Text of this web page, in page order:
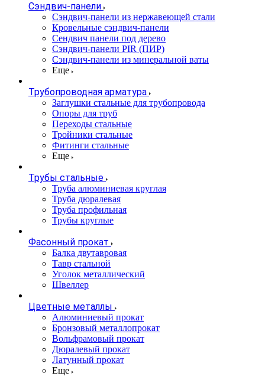
Сэндвич-панели
Cэндвич-панели из нержавеющей стали
Кровельные сэндвич-панели
Сендвич панели под дерево
Сэндвич-панели PIR (ПИР)
Сэндвич-панели из минеральной ваты
Еще
Трубопроводная арматура
Заглушки стальные для трубопровода
Опоры для труб
Переходы стальные
Тройники стальные
Фитинги стальные
Еще
Трубы стальные
Труба алюминиевая круглая
Труба дюралевая
Труба профильная
Трубы круглые
Фасонный прокат
Балка двутавровая
Тавр стальной
Уголок металлический
Швеллер
Цветные металлы
Алюминиевый прокат
Бронзовый металлопрокат
Вольфрамовый прокат
Дюралевый прокат
Латунный прокат
Еще